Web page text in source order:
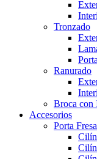
Tronzado
Ranurado
Broca con
Accesorios
Porta Fresa